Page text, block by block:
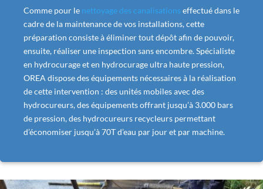
Comme pour le nettoyage des canalisations effectué dans le
cadre de la maintenance de vos installations, cette
préparation consiste à éliminer tout dépôt afin de pouvoir,
ensuite, réaliser une inspection sans encombre. Spécialiste
en hydrocurage et en hydrocurage ultra haute pression,
OREA dispose des équipements nécessaires à la réalisation
de cette intervention : des unités mobiles avec des
hydrocureurs, des équipements offrant jusqu’à 3.000 bars
de pression, des hydrocureurs recycleurs permettant
d’économiser jusqu’à 70T d’eau par jour et par machine.